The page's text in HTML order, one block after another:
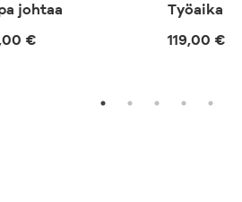
johtaa
€
Työaika
119,00 €